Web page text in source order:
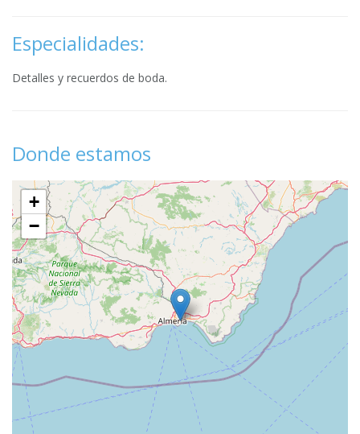
Especialidades:
Detalles y recuerdos de boda.
Donde estamos
+
−